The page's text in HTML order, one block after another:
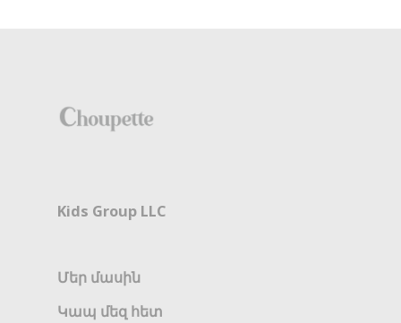
Kids Group LLC
Մեր մասին
Կապ մեզ հետ